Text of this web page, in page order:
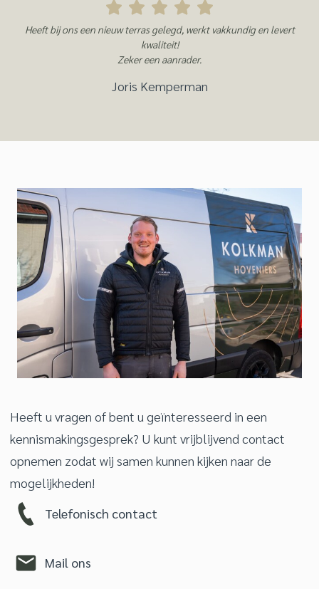
Heeft bij ons een nieuw terras gelegd, werkt vakkundig en levert
kwaliteit!
Zeker een aanrader.
Joris Kemperman
Heeft u vragen of bent u geïnteresseerd in een
kennismakingsgesprek? U kunt vrijblijvend contact
opnemen zodat wij samen kunnen kijken naar de
mogelijkheden!
Telefonisch contact
Mail ons